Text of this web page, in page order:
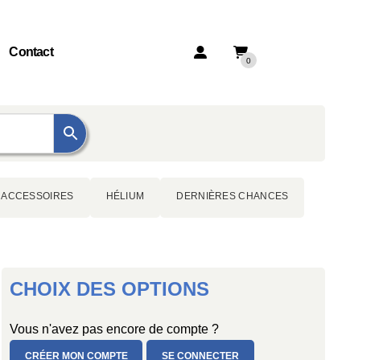
Contact
0
ACCESSOIRES HÉLIUM DERNIÈRES CHANCES
CHOIX DES OPTIONS
Vous n'avez pas encore de compte ?
CRÉER MON COMPTE SE CONNECTER